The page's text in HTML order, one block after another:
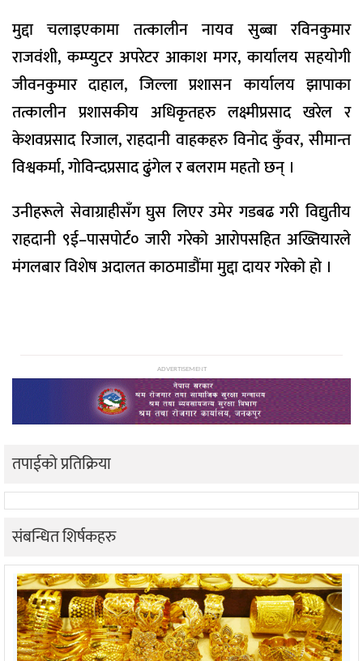
मुद्दा चलाइएकामा तत्कालीन नायव सुब्बा रविनकुमार
राजवंशी, कम्प्युटर अपरेटर आकाश मगर, कार्यालय सहयोगी
जीवनकुमार दाहाल, जिल्ला प्रशासन कार्यालय झापाका
तत्कालीन प्रशासकीय अधिकृतहरु लक्ष्मीप्रसाद खरेल र
केशवप्रसाद रिजाल, राहदानी वाहकहरु विनोद कुँवर, सीमान्त
विश्वकर्मा, गोविन्दप्रसाद ढुंगेल र बलराम महतो छन् ।
उनीहरूले सेवाग्राहीसँग घुस लिएर उमेर गडबढ गरी विद्युतीय
राहदानी ९ई–पासपोर्ट० जारी गरेको आरोपसहित अख्तियारले
मंगलबार विशेष अदालत काठमाडौंमा मुद्दा दायर गरेको हो ।
ADVERTISEMENT
तपाईको प्रतिक्रिया
संबन्धित शिर्षकहरु